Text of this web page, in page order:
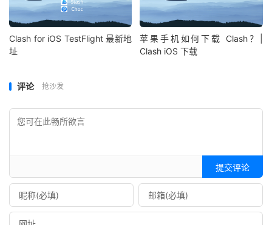
Clash for iOS TestFlight 最新地
址
苹果手机如何下载 Clash？|
Clash iOS 下载
评论 抢沙发
提交评论